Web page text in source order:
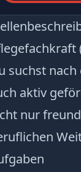
suchst
aktiv
nur